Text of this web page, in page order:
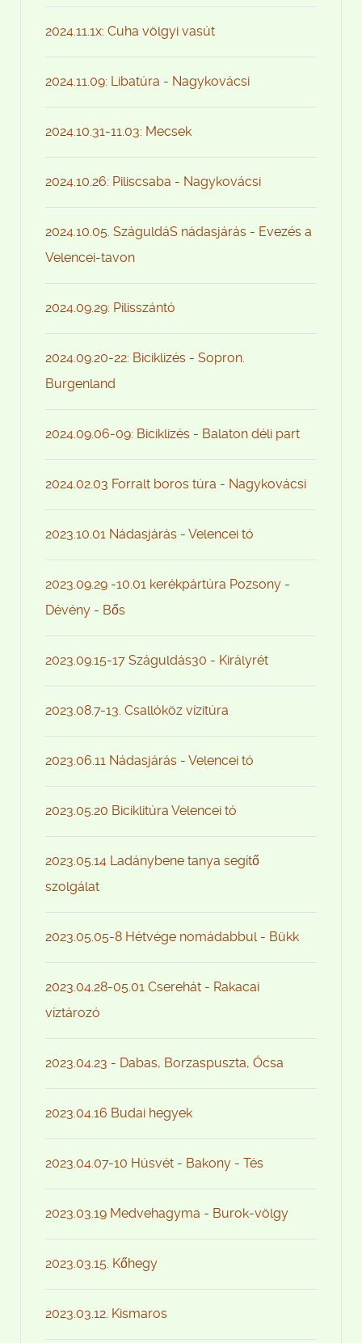
2024.11.1x: Cuha völgyi vasút
2024.11.09: Libatúra - Nagykovácsi
2024.10.31-11.03: Mecsek
2024.10.26: Piliscsaba - Nagykovácsi
2024.10.05. SzáguldáS nádasjárás - Evezés a
Velencei-tavon
2024.09.29: Pilisszántó
2024.09.20-22: Biciklizés - Sopron.
Burgenland
2024.09.06-09: Biciklizés - Balaton déli part
2024.02.03 Forralt boros túra - Nagykovácsi
2023.10.01 Nádasjárás - Velencei tó
2023.09.29 -10.01 kerékpártúra Pozsony -
Dévény - Bős
2023.09.15-17 Száguldás30 - Királyrét
2023.08.7-13. Csallóköz vízitúra
2023.06.11 Nádasjárás - Velencei tó
2023.05.20 Biciklitúra Velencei tó
2023.05.14 Ladánybene tanya segítő
szolgálat
2023.05.05-8 Hétvége nomádabbul - Bükk
2023.04.28-05.01 Cserehát - Rakacai
víztározó
2023.04.23 - Dabas, Borzaspuszta, Ócsa
2023.04.16 Budai hegyek
2023.04.07-10 Húsvét - Bakony - Tés
2023.03.19 Medvehagyma - Burok-völgy
2023.03.15. Kőhegy
2023.03.12. Kismaros